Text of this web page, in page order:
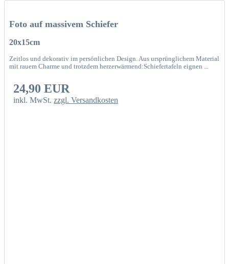
Foto auf massivem Schiefer
20x15cm
Zeitlos und dekorativ im persönlichen Design. Aus ursprünglichem Material
mit rauem Charme und trotzdem herzerwärmend:Schiefertafeln eignen ...
24,90 EUR
inkl. MwSt.zzgl. Versandkosten